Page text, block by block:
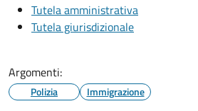
Tutela amministrativa
Tutela giurisdizionale
Argomenti:
Polizia Immigrazione